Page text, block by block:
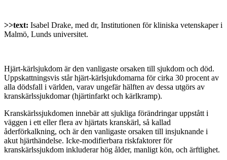
>>text: Isabel Drake, med dr, Institutionen för kliniska vetenskaper i
Malmö, Lunds universitet.
Hjärt-kärlsjukdom är den vanligaste orsaken till sjukdom och död.
Uppskattningsvis står hjärt-kärlsjukdomarna för cirka 30 procent av
alla dödsfall i världen, varav ungefär hälften av dessa utgörs av
kranskärlssjukdomar (hjärtinfarkt och kärlkramp).
Kranskärlssjukdomen innebär att sjukliga förändringar uppstått i
väggen i ett eller flera av hjärtats kranskärl, så kallad
åderförkalkning, och är den vanligaste orsaken till insjuknande i
akut hjärthändelse. Icke-modifierbara riskfaktorer för
kranskärlssjukdom inkluderar hög ålder, manligt kön, och ärftlighet.